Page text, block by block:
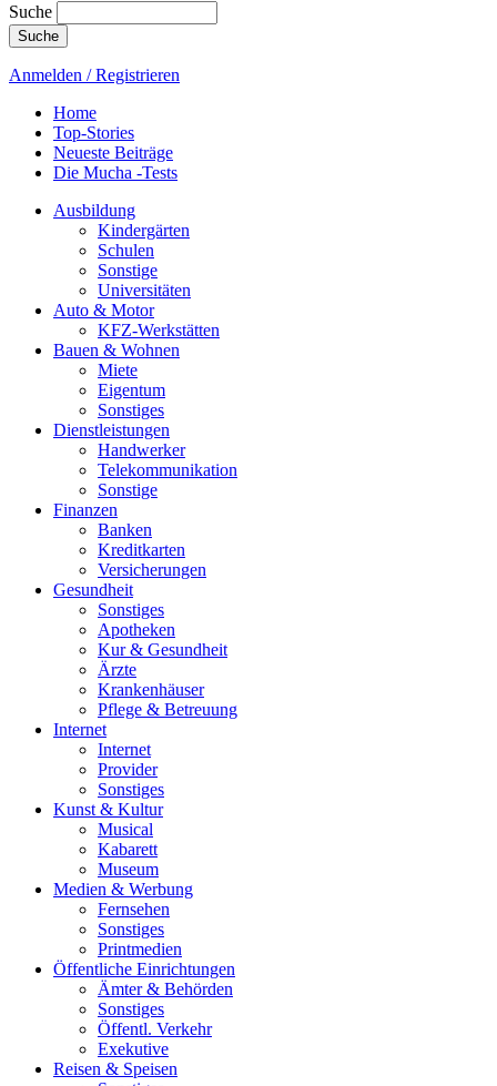
Suche
Anmelden / Registrieren
Home
Top-Stories
Neueste Beiträge
Die Mucha -Tests
Ausbildung
Kindergärten
Schulen
Sonstige
Universitäten
Auto & Motor
KFZ-Werkstätten
Bauen & Wohnen
Miete
Eigentum
Sonstiges
Dienstleistungen
Handwerker
Telekommunikation
Sonstige
Finanzen
Banken
Kreditkarten
Versicherungen
Gesundheit
Sonstiges
Apotheken
Kur & Gesundheit
Ärzte
Krankenhäuser
Pflege & Betreuung
Internet
Internet
Provider
Sonstiges
Kunst & Kultur
Musical
Kabarett
Museum
Medien & Werbung
Fernsehen
Sonstiges
Printmedien
Öffentliche Einrichtungen
Ämter & Behörden
Sonstiges
Öffentl. Verkehr
Exekutive
Reisen & Speisen